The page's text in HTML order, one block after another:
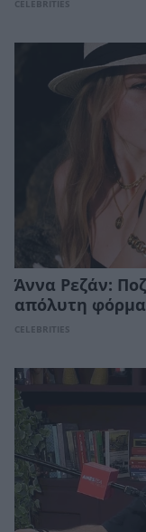
CELEBRITIES
Άννα Ρεζάν:
απόλυτη φόρμα
CELEBRITIES